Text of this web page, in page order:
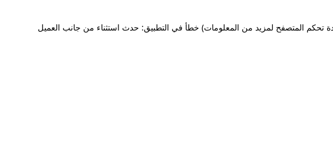
خطأ في التطبيق: حدث استثناء من جانب العميل تحكم المتصفح لمزيد من المعلومات)